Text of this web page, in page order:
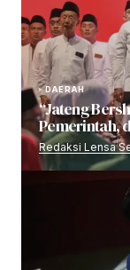
DAERAH
“Jateng
Pemerintah,
Redaksi Lensa